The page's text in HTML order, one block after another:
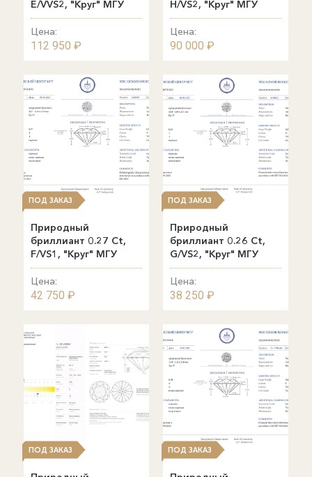
E/VVS2, "Круг" МГУ
Цена:
112 950 ₽
H/VS2, "Круг" МГУ
Цена:
90 000 ₽
ПОД ЗАКАЗ
Природный
бриллиант 0.27 Ct,
F/VS1, "Круг" МГУ
Цена:
42 750 ₽
ПОД ЗАКАЗ
Природный
бриллиант 0.26 Ct,
G/VS2, "Круг" МГУ
Цена:
38 250 ₽
ПОД ЗАКАЗ ПОД ЗАКАЗ